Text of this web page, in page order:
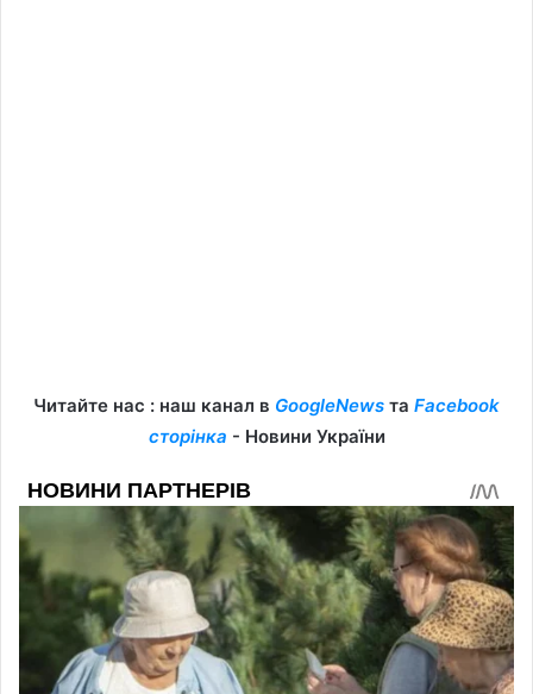
Читайте нас : наш канал в GoogleNews та Facebook
сторінка - Новини України